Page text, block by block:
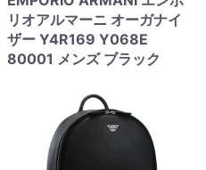
リオアルマーニ オーガナイ
ザー Y4R169 Y068E
80001 メンズ ブラック